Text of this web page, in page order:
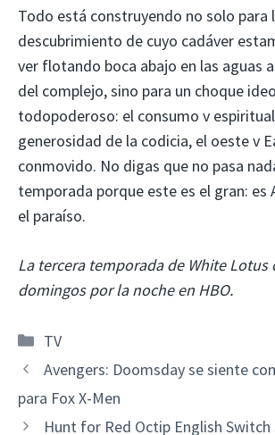
Todo está construyendo no solo para
descubrimiento de cuyo cadáver
ver flotando boca abajo en las aguas
del complejo, sino para un choque
todopoderoso: el consumo v
generosidad de la codicia, el oeste v
conmovido. No digas que no pasa
temporada porque este es el gran: es
el paraíso.
La tercera temporada de White
domingos por la noche en HBO.
Categorías
TV
Avengers: Doomsday se siente
para Fox X-Men
Hunt for Red Octip English Switch